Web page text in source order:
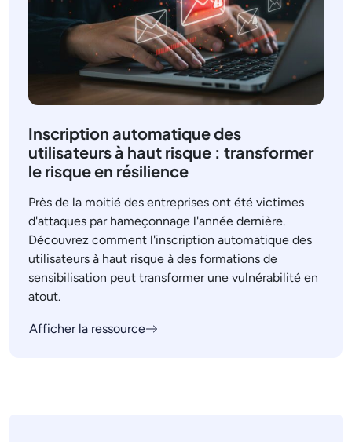
Inscription automatique des
utilisateurs à haut risque : transformer
le risque en résilience
Près de la moitié des entreprises ont été victimes
d'attaques par hameçonnage l'année dernière.
Découvrez comment l'inscription automatique des
utilisateurs à haut risque à des formations de
sensibilisation peut transformer une vulnérabilité en
atout.
Afficher la ressource